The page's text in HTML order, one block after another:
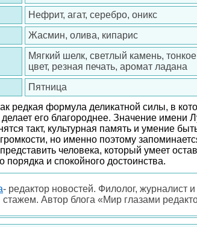
Нефрит, агат, серебро, оникс
Жасмин, олива, кипарис
Мягкий шелк, светлый камень,
цвет, резная печать, аромат ладана
Пятница
редкая формула деликатной силы, в
делает его благороднее. Значение имени
такт, культурная память и умение
но именно поэтому
человека, который умеет
порядка и спокойного достоинства.
- редактор новостей. Филолог, журналист
стажем. Автор блога «Мир глазами